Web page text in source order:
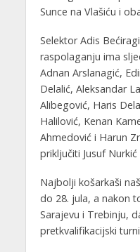
Sunce na Vlašiću i
Selektor Adis
raspolaganju ima
Adnan Arslanagić,
Delalić, Aleksandar
Alibegović, Haris
Halilović, Kenan
Ahmedović i Harun
priključiti Jusuf
Najbolji košarkaši
do 28. jula, a nakon
Sarajevu i Trebinju,
pretkvalifikacijski